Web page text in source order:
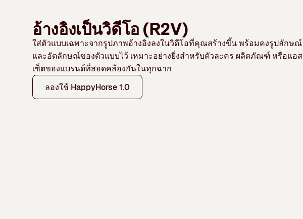
อ้างอิงเป็นวิดีโอ (R2V)
ใส่ตัวแบบเฉพาะจากรูปภาพอ้างอิงลงในวิดีโอที่คุณสร้างขึ้น พร้อมคงรูปลักษณ์
และอัตลักษณ์ของตัวแบบไว้ เหมาะอย่างยิ่งสำหรับตัวละคร ผลิตภัณฑ์ หรือแอส
เซ็ตของแบรนด์ที่สอดคล้องกันในทุกฉาก
ลองใช้ HappyHorse 1.0